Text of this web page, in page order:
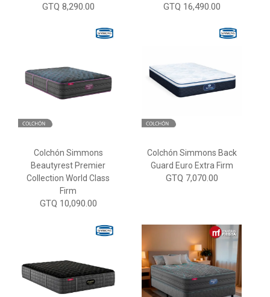
GTQ 8,290.00 GTQ 16,490.00
Colchón Simmons
Beautyrest Premier
Collection World Class
Firm
GTQ 10,090.00
Colchón Simmons Back
Guard Euro Extra Firm
GTQ 7,070.00